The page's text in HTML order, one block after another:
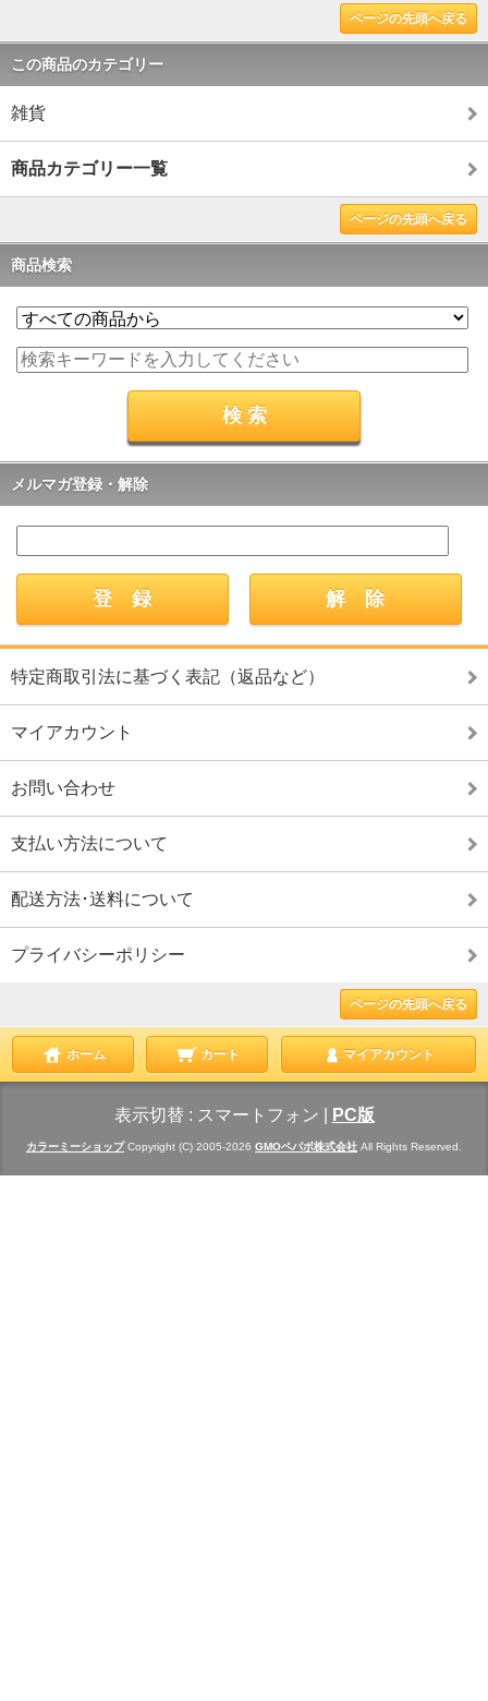
ページの先頭へ戻る
この商品のカテゴリー
雑貨
商品カテゴリー一覧
ページの先頭へ戻る
商品検索
メルマガ登録・解除
特定商取引法に基づく表記（返品など）
マイアカウント
お問い合わせ
支払い方法について
配送方法･送料について
プライバシーポリシー
ページの先頭へ戻る
ホーム カート マイアカウント
表示切替 : スマートフォン PC版
カラーミーショップCopyright (C) 2005-2026 GMOペパボ株式会社 All Rights Reserved.